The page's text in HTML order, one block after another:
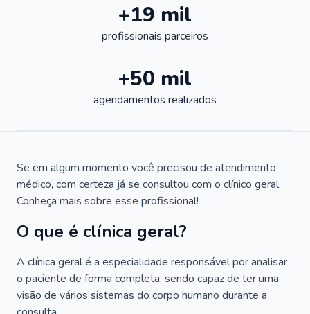
+19 mil
profissionais parceiros
+50 mil
agendamentos realizados
Se em algum momento você precisou de atendimento
médico, com certeza já se consultou com o clínico geral.
Conheça mais sobre esse profissional!
O que é clínica geral?
A clínica geral é a especialidade responsável por analisar
o paciente de forma completa, sendo capaz de ter uma
visão de vários sistemas do corpo humano durante a